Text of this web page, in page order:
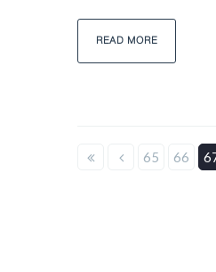
READ MORE
65 66